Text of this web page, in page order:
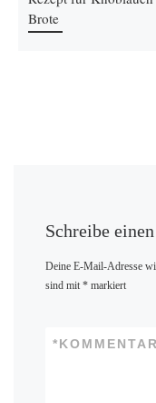
Brote
Schreibe
Deine E-Mail-Adresse
sind mit* markiert
KOMMENTAR
*